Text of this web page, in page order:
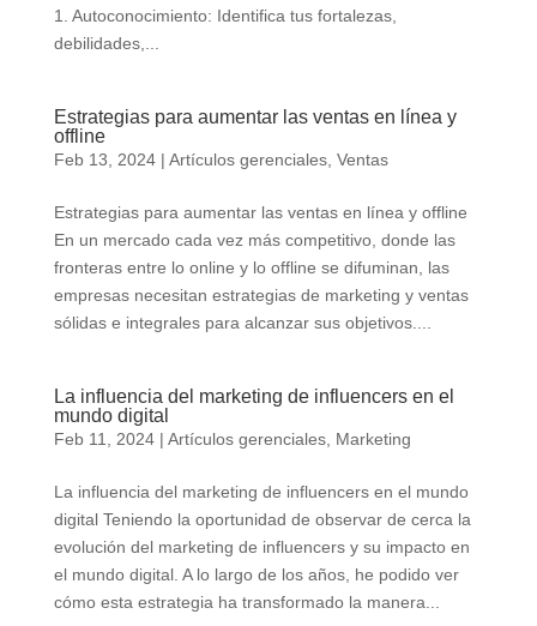
1. Autoconocimiento: Identifica tus fortalezas,
debilidades,...
Estrategias para aumentar las ventas en línea y
offline
Feb 13, 2024| Artículos gerenciales, Ventas
Estrategias para aumentar las ventas en línea y offline
En un mercado cada vez más competitivo, donde las
fronteras entre lo online y lo offline se difuminan, las
empresas necesitan estrategias de marketing y ventas
sólidas e integrales para alcanzar sus objetivos....
La influencia del marketing de influencers en el
mundo digital
Feb 11, 2024| Artículos gerenciales, Marketing
La influencia del marketing de influencers en el mundo
digital Teniendo la oportunidad de observar de cerca la
evolución del marketing de influencers y su impacto en
el mundo digital. A lo largo de los años, he podido ver
cómo esta estrategia ha transformado la manera...